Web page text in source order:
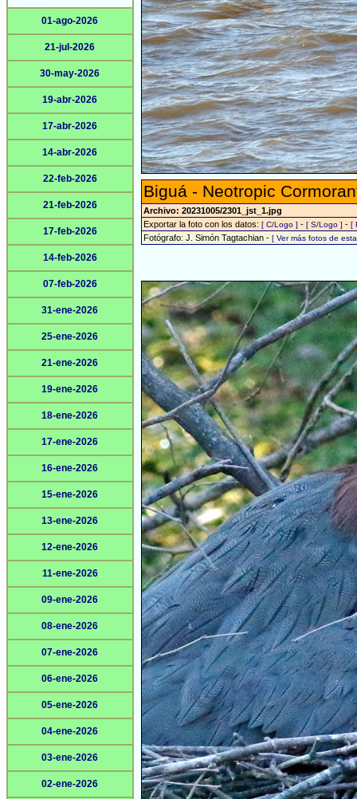
01-ago-2026
21-jul-2026
30-may-2026
19-abr-2026
17-abr-2026
14-abr-2026
22-feb-2026
21-feb-2026
17-feb-2026
14-feb-2026
07-feb-2026
31-ene-2026
25-ene-2026
21-ene-2026
19-ene-2026
18-ene-2026
17-ene-2026
16-ene-2026
15-ene-2026
13-ene-2026
12-ene-2026
11-ene-2026
09-ene-2026
08-ene-2026
07-ene-2026
06-ene-2026
05-ene-2026
04-ene-2026
03-ene-2026
02-ene-2026
Biguá - Neotropic
Archivo: 20231005/2301_jst_1.jpg
Exportar la foto con los datos: [ C/Logo ] - [ S/Logo ] - [
Fotógrafo: J. Simón Tagtachian - [ Ver más fotos de